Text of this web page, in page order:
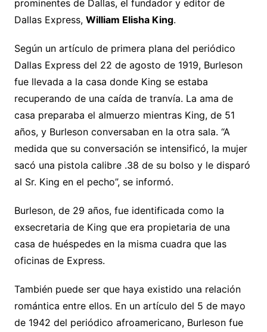
prominentes de Dallas, el fundador y editor de
Dallas Express, William Elisha King.
Según un artículo de primera plana del periódico
Dallas Express del 22 de agosto de 1919, Burleson
fue llevada a la casa donde King se estaba
recuperando de una caída de tranvía. La ama de
casa preparaba el almuerzo mientras King, de 51
años, y Burleson conversaban en la otra sala. “A
medida que su conversación se intensificó, la mujer
sacó una pistola calibre .38 de su bolso y le disparó
al Sr. King en el pecho”, se informó.
Burleson, de 29 años, fue identificada como la
exsecretaria de King que era propietaria de una
casa de huéspedes en la misma cuadra que las
oficinas de Express.
También puede ser que haya existido una relación
romántica entre ellos. En un artículo del 5 de mayo
de 1942 del periódico afroamericano, Burleson fue